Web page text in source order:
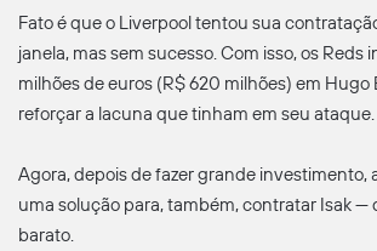
Fato é que o Liverpool tentou sua
janela, mas sem sucesso. Com isso, os Reds
milhões de euros (R$ 620 milhões) em Hugo
reforçar a lacuna que tinham em seu ataque.
Agora, depois de fazer grande investimento,
uma solução para, também, contratar Isak —
barato.